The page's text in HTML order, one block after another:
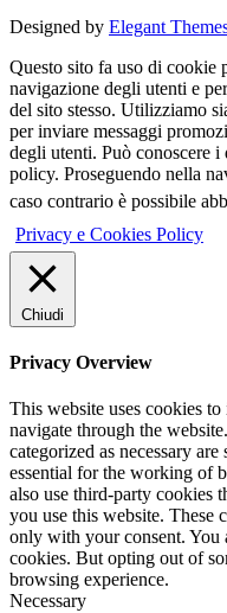
Designed by Elegant
Questo sito fa uso di cookie
navigazione degli utenti e
del sito stesso. Utilizziamo
per inviare messaggi
degli utenti. Può conoscere
policy. Proseguendo nella
caso contrario è possibile
Privacy e Cookies Policy
Chiudi
Privacy Overview
This website uses cookies
navigate through the
categorized as necessary
essential for the working of
also use third-party cookies
you use this website. These
only with your consent. You
cookies. But opting out of
browsing experience.
Necessary